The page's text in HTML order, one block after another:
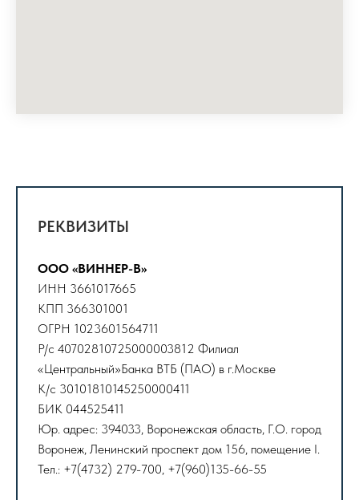
РЕКВИЗИТЫ
ООО «ВИННЕР-В»
ИНН 3661017665
КПП 366301001
ОГРН 1023601564711
Р/с 40702810725000003812 Филиал
«Центральный»Банка ВТБ (ПАО) в г.Москве
К/с 30101810145250000411
БИК 044525411
Юр. адрес: 394033, Воронежская область, Г.О. город
Воронеж, Ленинский проспект дом 156, помещение I.
Тел.: +7(4732) 279-700, +7(960)135-66-55